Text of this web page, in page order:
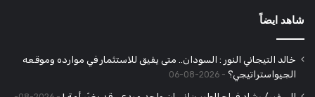
شاهد ايضاً
خالد التيجاني النور : السودان.. متى يفيق للاستثمار في موارده وموقعه
الجيواستراتيجي؟
2026-08-06